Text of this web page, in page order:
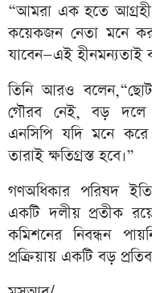
“আমরা এক হতে আগ্রহী,
কয়েকজন নেতা মনে
যাবেন—এই হীনমন্যতাই
তিনি আরও
গৌরব নেই, বড় দলে
এনসিপি যদি মনে
তারাই ক্ষতিগ্রস্ত হবে।”
গণঅধিকার পরিষদ
একটি দলীয় প্রতীক
কমিশনের নিবন্ধন
প্রক্রিয়ায় একটি বড়